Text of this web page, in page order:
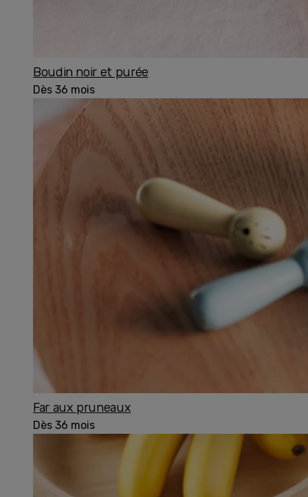
Boudin noir et purée
Dès 36 mois
Far aux pruneaux
Dès 36 mois